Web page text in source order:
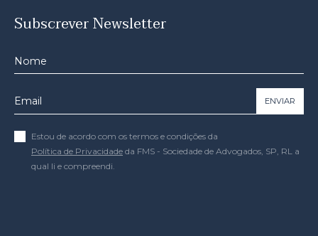
Subscrever Newsletter
ENVIAR
Estou de acordo com os termos e condições da
Política de Privacidade da FMS - Sociedade de Advogados, SP, RL a
qual li e compreendi.